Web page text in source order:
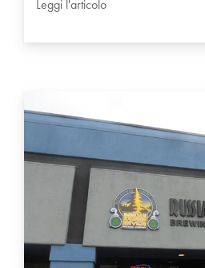
Leggi l'articolo